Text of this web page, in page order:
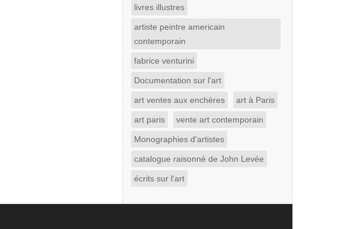
livres illustres
artiste peintre americain
contemporain
fabrice venturini
Documentation sur l'art
art ventes aux enchères art à Paris
art paris vente art contemporain
Monographies d'artistes
catalogue raisonné de John Levée
écrits sur l'art